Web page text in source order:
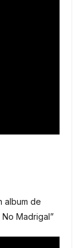
album de
Madrigal”